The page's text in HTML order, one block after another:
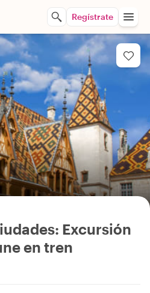
Regístrate
Excursión
en tren